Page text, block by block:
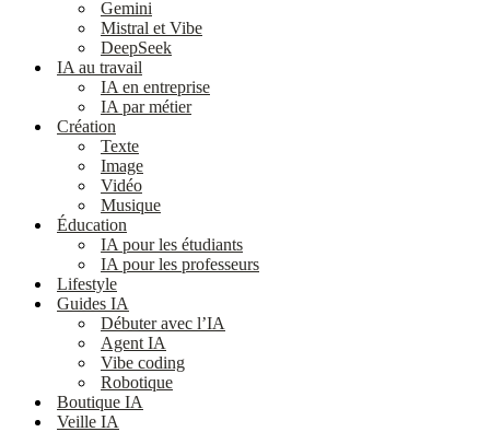
Gemini
Mistral et Vibe
DeepSeek
IA au travail
IA en entreprise
IA par métier
Création
Texte
Image
Vidéo
Musique
Éducation
IA pour les étudiants
IA pour les professeurs
Lifestyle
Guides IA
Débuter avec l’IA
Agent IA
Vibe coding
Robotique
Boutique IA
Veille IA